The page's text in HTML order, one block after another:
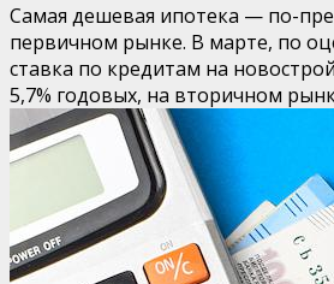
Самая дешевая ипотека — по-
первичном рынке. В марте, по
ставка по кредитам на
5,7% годовых, на вторичном